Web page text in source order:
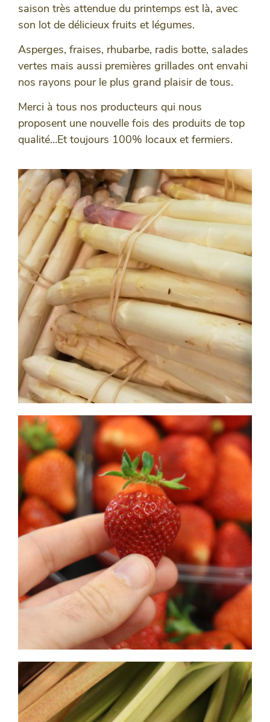
saison très attendue du printemps est là, avec
son lot de délicieux fruits et légumes.
Asperges, fraises, rhubarbe, radis botte, salades
vertes mais aussi premières grillades ont envahi
nos rayons pour le plus grand plaisir de tous.
Merci à tous nos producteurs qui nous
proposent une nouvelle fois des produits de top
qualité…Et toujours 100% locaux et fermiers.